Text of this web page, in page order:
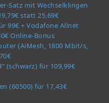
Satz mit Wechselklingen
statt 25,69€
99€ + Vodafone Allnet
Online-Bonus
(AiMesh, 1800 Mbit/s,
(schwarz) für 109,99€
(60500) für 17,43€